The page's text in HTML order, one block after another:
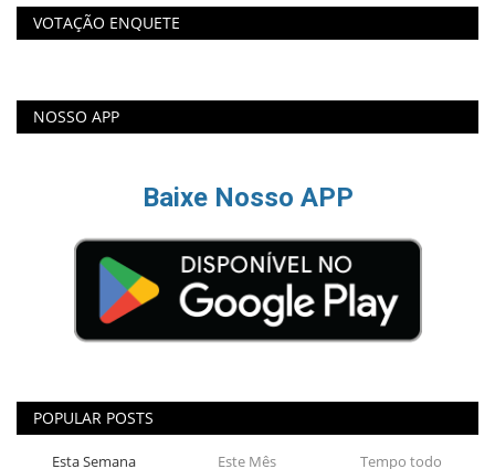
VOTAÇÃO ENQUETE
NOSSO APP
Baixe Nosso APP
POPULAR POSTS
Esta Semana Este Mês Tempo todo